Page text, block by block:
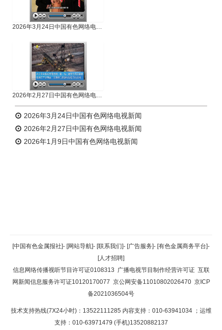
2026年3月24日中国有色网络电视新闻
2026年2月27日中国有色网络电视新闻
2026年3月24日中国有色网络电视新闻
2026年2月27日中国有色网络电视新闻
2026年1月9日中国有色网络电视新闻
返回顶部
返回首页
[中国有色金属报社]- [网站导航]- [联系我们]- [广告服务]- [有色金属商务平台]-
[人才招聘]
信息网络传播视听节目许可证0108313 广播电视节目制作经营许可证 互联
网新闻信息服务许可证10120170077 京公网安备11010802026470 京ICP
备2021036504号
技术支持热线(7X24小时)：13522111285 内容支持：010-63941034 ；运维
支持：010-63971479 (手机)13520882137